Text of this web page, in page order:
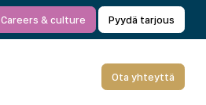
Careers & culture Pyydä tarjous
Ota yhteyttä